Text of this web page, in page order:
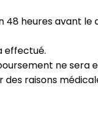
heures avant
effectué.
ne sera
raisons